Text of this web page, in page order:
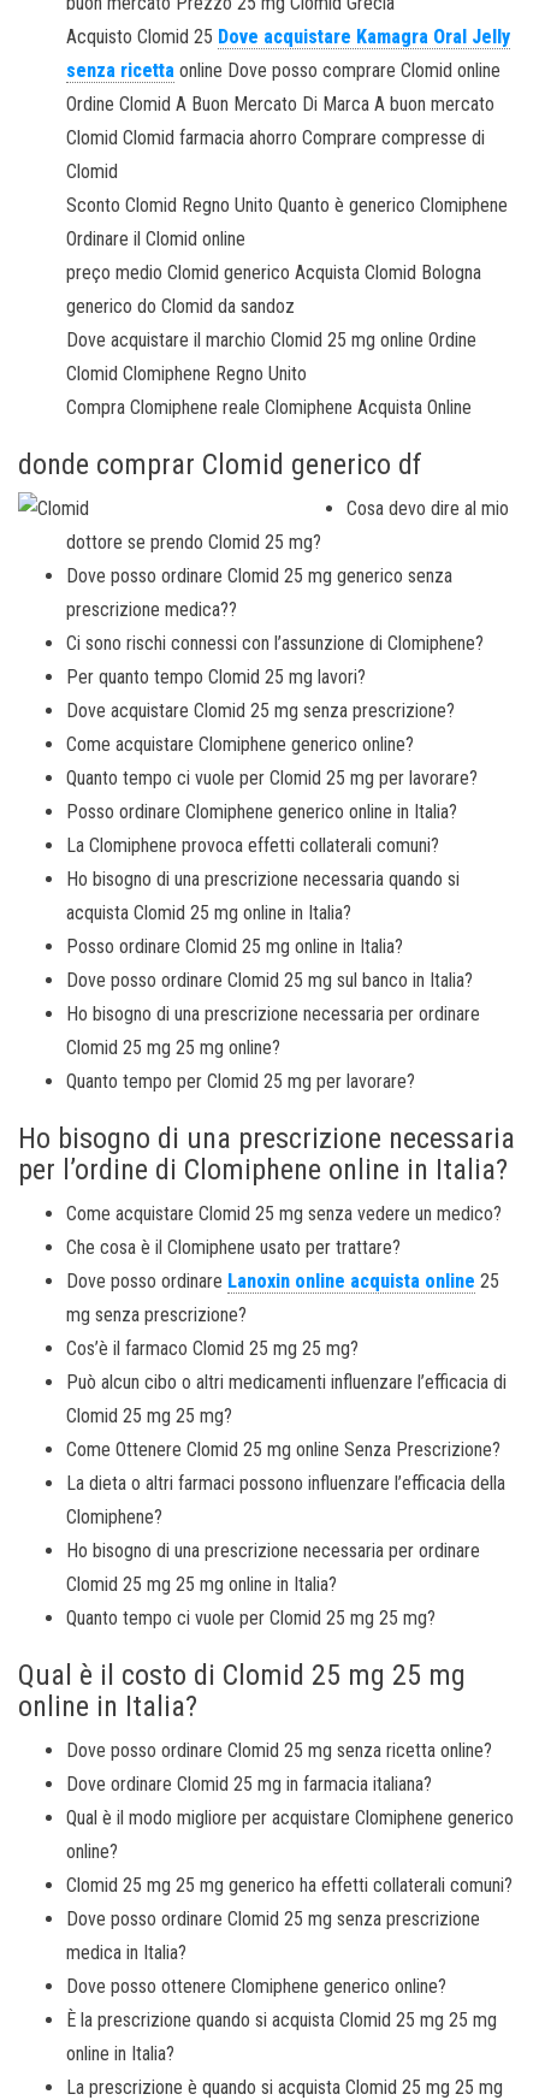
Acquisto Clomid 25 Dove acquistare Kamagra Oral Jelly
senza ricetta online Dove posso comprare Clomid online
Ordine Clomid A Buon Mercato Di Marca A buon mercato
Clomid Clomid farmacia ahorro Comprare compresse di
Clomid
Sconto Clomid Regno Unito Quanto è generico Clomiphene
Ordinare il Clomid online
preço medio Clomid generico Acquista Clomid Bologna
generico do Clomid da sandoz
Dove acquistare il marchio Clomid 25 mg online Ordine
Clomid Clomiphene Regno Unito
Compra Clomiphene reale Clomiphene Acquista Online
donde comprar Clomid generico df
Cosa devo dire al mio
dottore se prendo Clomid 25 mg?
Dove posso ordinare Clomid 25 mg generico senza
prescrizione medica??
Ci sono rischi connessi con l’assunzione di Clomiphene?
Per quanto tempo Clomid 25 mg lavori?
Dove acquistare Clomid 25 mg senza prescrizione?
Come acquistare Clomiphene generico online?
Quanto tempo ci vuole per Clomid 25 mg per lavorare?
Posso ordinare Clomiphene generico online in Italia?
La Clomiphene provoca effetti collaterali comuni?
Ho bisogno di una prescrizione necessaria quando si
acquista Clomid 25 mg online in Italia?
Posso ordinare Clomid 25 mg online in Italia?
Dove posso ordinare Clomid 25 mg sul banco in Italia?
Ho bisogno di una prescrizione necessaria per ordinare
Clomid 25 mg 25 mg online?
Quanto tempo per Clomid 25 mg per lavorare?
Ho bisogno di una prescrizione necessaria
per l’ordine di Clomiphene online in Italia?
Come acquistare Clomid 25 mg senza vedere un medico?
Che cosa è il Clomiphene usato per trattare?
Dove posso ordinare Lanoxin online acquista online 25
mg senza prescrizione?
Cos’è il farmaco Clomid 25 mg 25 mg?
Può alcun cibo o altri medicamenti influenzare l’efficacia di
Clomid 25 mg 25 mg?
Come Ottenere Clomid 25 mg online Senza Prescrizione?
La dieta o altri farmaci possono influenzare l’efficacia della
Clomiphene?
Ho bisogno di una prescrizione necessaria per ordinare
Clomid 25 mg 25 mg online in Italia?
Quanto tempo ci vuole per Clomid 25 mg 25 mg?
Qual è il costo di Clomid 25 mg 25 mg
online in Italia?
Dove posso ordinare Clomid 25 mg senza ricetta online?
Dove ordinare Clomid 25 mg in farmacia italiana?
Qual è il modo migliore per acquistare Clomiphene generico
online?
Clomid 25 mg 25 mg generico ha effetti collaterali comuni?
Dove posso ordinare Clomid 25 mg senza prescrizione
medica in Italia?
Dove posso ottenere Clomiphene generico online?
È la prescrizione quando si acquista Clomid 25 mg 25 mg
online in Italia?
La prescrizione è quando si acquista Clomid 25 mg 25 mg